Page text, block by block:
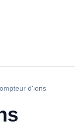
d'ions